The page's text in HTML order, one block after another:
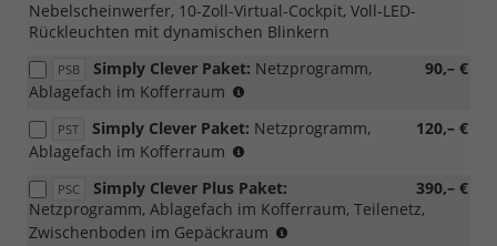
Nebelscheinwerfer, 10-Zoll-Virtual-Cockpit, Voll-LED-
Rückleuchten mit dynamischen Blinkern
PSB 90,– €
Simply Clever Paket: Netzprogramm,
Ablagefach im Kofferraum
m-
PWC/WD4/WD5)
PST 120,– €
Simply Clever Paket: Netzprogramm,
Ablagefach im Kofferraum
für
m-
HEV,
PSC 390,– €
Simply Clever Plus Paket:
Netzprogramm, Ablagefach im Kofferraum, Teilenetz,
Zwischenboden im Gepäckraum